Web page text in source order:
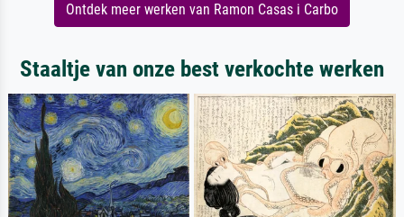
Ontdek meer werken van Ramon Casas i Carbo
Staaltje van onze best verkochte werken